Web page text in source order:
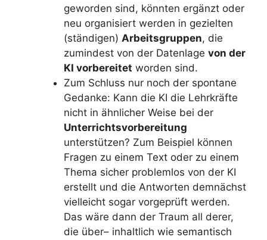
geworden sind, könnten ergänzt oder
neu organisiert werden in gezielten
(ständigen) Arbeitsgruppen, die
zumindest von der Datenlage von der
KI vorbereitet worden sind.
Zum Schluss nur noch der spontane
Gedanke: Kann die KI die Lehrkräfte
nicht in ähnlicher Weise bei der
Unterrichtsvorbereitung
unterstützen? Zum Beispiel können
Fragen zu einem Text oder zu einem
Thema sicher problemlos von der KI
erstellt und die Antworten demnächst
vielleicht sogar vorgeprüft werden.
Das wäre dann der Traum all derer,
die über– inhaltlich wie semantisch